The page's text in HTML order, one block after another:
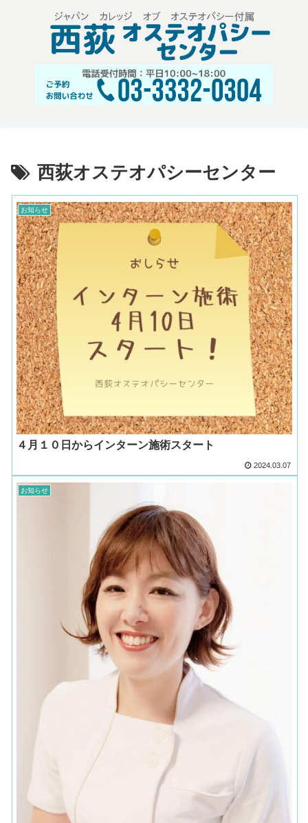
西荻オステオパシーセンター
お知らせ
４月１０日からインターン施術スタート
2024.03.07
お知らせ